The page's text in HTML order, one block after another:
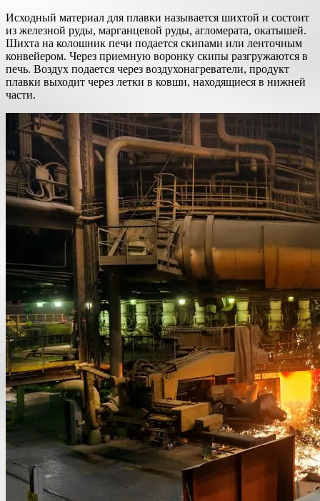
Исходный материал для плавки называется шихтой и состоит
из железной руды, марганцевой руды, агломерата, окатышей.
Шихта на колошник печи подается скипами или ленточным
конвейером. Через приемную воронку скипы разгружаются в
печь. Воздух подается через воздухонагреватели, продукт
плавки выходит через летки в ковши, находящиеся в нижней
части.